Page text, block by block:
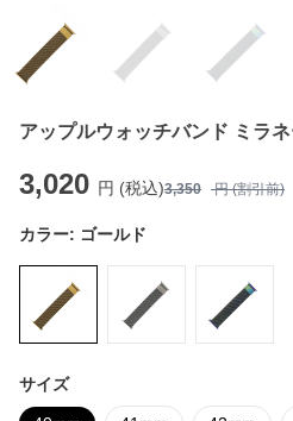
アップルウォッチバンド ミラ
3,020 円 (税込)3,350 円 (割引前)
カラー: ゴールド
サイズ